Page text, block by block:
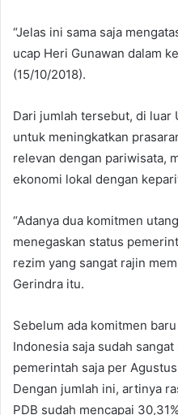
“Jelas ini sama saja
ucap Heri Gunawan dalam
(15/10/2018).
Dari jumlah tersebut, di luar
untuk meningkatkan
relevan dengan pariwisata,
ekonomi lokal dengan
“Adanya dua komitmen
menegaskan status
rezim yang sangat rajin
Gerindra itu.
Sebelum ada komitmen
Indonesia saja sudah
pemerintah saja per
Dengan jumlah ini, artinya
PDB sudah mencapai